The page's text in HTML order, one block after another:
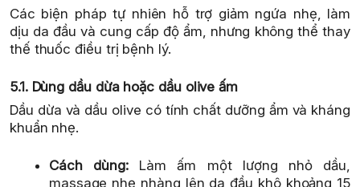
Các biện pháp tự nhiên hỗ trợ giảm ngứa nhẹ, làm
dịu da đầu và cung cấp độ ẩm, nhưng không thể thay
thế thuốc điều trị bệnh lý.
5.1. Dùng dầu dừa hoặc dầu olive ấm
Dầu dừa và dầu olive có tính chất dưỡng ẩm và kháng
khuẩn nhẹ.
Cách dùng:Làm ấm một lượng nhỏ dầu,
massage nhẹ nhàng lên da đầu khô khoảng 15